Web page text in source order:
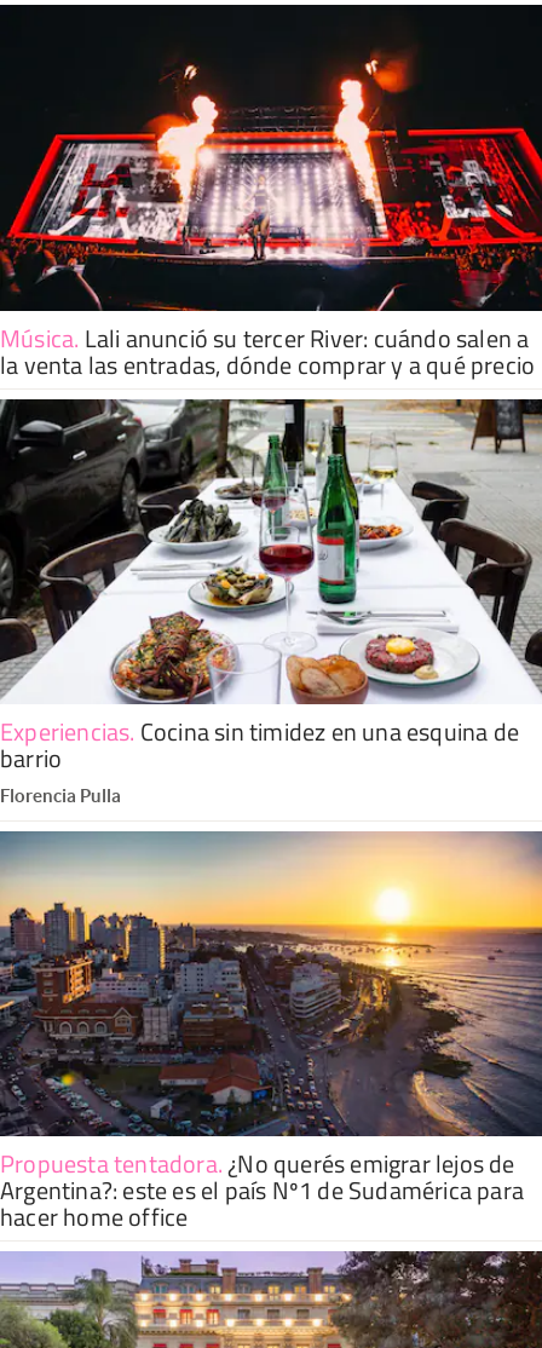
Música. Lali anunció su tercer River: cuándo salen a
la venta las entradas, dónde comprar y a qué precio
Experiencias. Cocina sin timidez en una esquina de
barrio
Florencia Pulla
Propuesta tentadora.¿No querés emigrar lejos de
Argentina?: este es el país Nº1 de Sudamérica para
hacer home office